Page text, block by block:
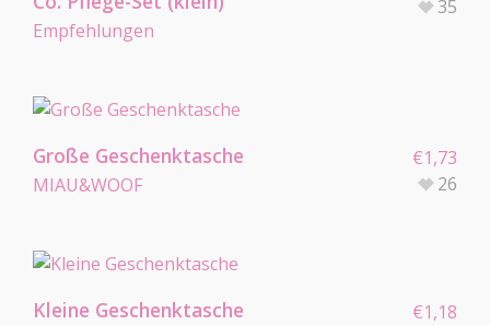
Empfehlungen
35
Große Geschenktasche
MIAU&WOOF
€1,73
26
Kleine Geschenktasche €1,18